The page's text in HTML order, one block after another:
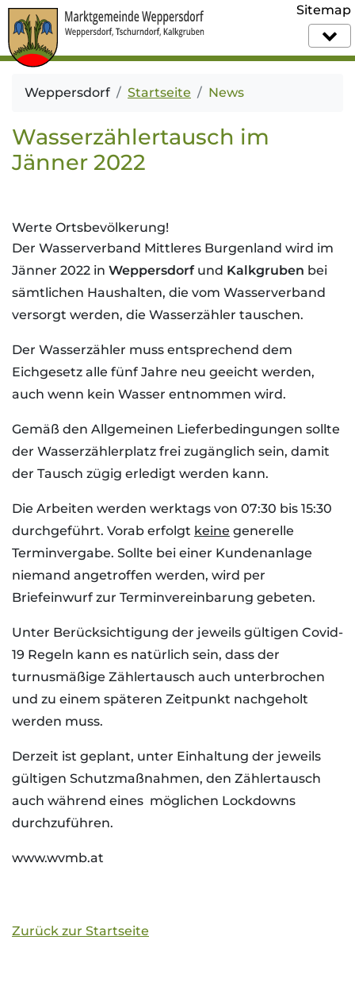
Sitemap
Weppersdorf Startseite News
Wasserzählertausch im
Jänner 2022
Werte Ortsbevölkerung!
Der Wasserverband Mittleres Burgenland wird im
Jänner 2022 in Weppersdorf und Kalkgruben bei
sämtlichen Haushalten, die vom Wasserverband
versorgt werden, die Wasserzähler tauschen.
Der Wasserzähler muss entsprechend dem
Eichgesetz alle fünf Jahre neu geeicht werden,
auch wenn kein Wasser entnommen wird.
Gemäß den Allgemeinen Lieferbedingungen sollte
der Wasserzählerplatz frei zugänglich sein, damit
der Tausch zügig erledigt werden kann.
Die Arbeiten werden werktags von 07:30 bis 15:30
durchgeführt. Vorab erfolgt keine generelle
Terminvergabe. Sollte bei einer Kundenanlage
niemand angetroffen werden, wird per
Briefeinwurf zur Terminvereinbarung gebeten.
Unter Berücksichtigung der jeweils gültigen Covid-
19 Regeln kann es natürlich sein, dass der
turnusmäßige Zählertausch auch unterbrochen
und zu einem späteren Zeitpunkt nachgeholt
werden muss.
Derzeit ist geplant, unter Einhaltung der jeweils
gültigen Schutzmaßnahmen, den Zählertausch
auch während eines möglichen Lockdowns
durchzuführen.
www.wvmb.at
Zurück zur Startseite